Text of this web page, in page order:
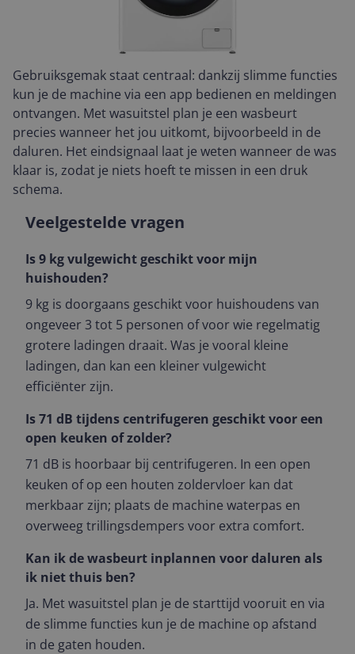
Gebruiksgemak staat centraal: dankzij slimme functies
kun je de machine via een app bedienen en meldingen
ontvangen. Met wasuitstel plan je een wasbeurt
precies wanneer het jou uitkomt, bijvoorbeeld in de
daluren. Het eindsignaal laat je weten wanneer de was
klaar is, zodat je niets hoeft te missen in een druk
schema.
Veelgestelde vragen
Is 9 kg vulgewicht geschikt voor mijn
huishouden?
9 kg is doorgaans geschikt voor huishoudens van
ongeveer 3 tot 5 personen of voor wie regelmatig
grotere ladingen draait. Was je vooral kleine
ladingen, dan kan een kleiner vulgewicht
efficiënter zijn.
Is 71 dB tijdens centrifugeren geschikt voor een
open keuken of zolder?
71 dB is hoorbaar bij centrifugeren. In een open
keuken of op een houten zoldervloer kan dat
merkbaar zijn; plaats de machine waterpas en
overweeg trillingsdempers voor extra comfort.
Kan ik de wasbeurt inplannen voor daluren als
ik niet thuis ben?
Ja. Met wasuitstel plan je de starttijd vooruit en via
de slimme functies kun je de machine op afstand
in de gaten houden.